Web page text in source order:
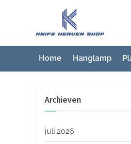
inhoud
K
n
i
f
Home Hanglamp
Archieven
juli 2026